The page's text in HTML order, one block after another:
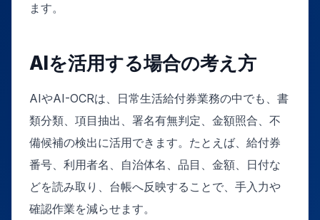
ます。
AIを活用する場合の考え方
AIやAI-OCRは、日常生活給付券業務の中でも、書
類分類、項目抽出、署名有無判定、金額照合、不
備候補の検出に活用できます。たとえば、給付券
番号、利用者名、自治体名、品目、金額、日付な
どを読み取り、台帳へ反映することで、手入力や
確認作業を減らせます。